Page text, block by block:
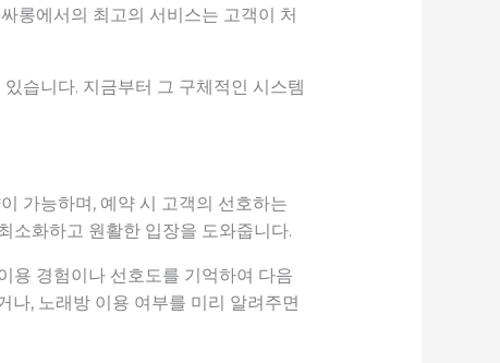
롱에서의 최고의 서비스는 고객이 처
습니다. 지금부터 그 구체적인 시스템
가능하며, 예약 시 고객의 선호하는
소화하고 원활한 입장을 도와줍니다.
용 경험이나 선호도를 기억하여 다음
나, 노래방 이용 여부를 미리 알려주면